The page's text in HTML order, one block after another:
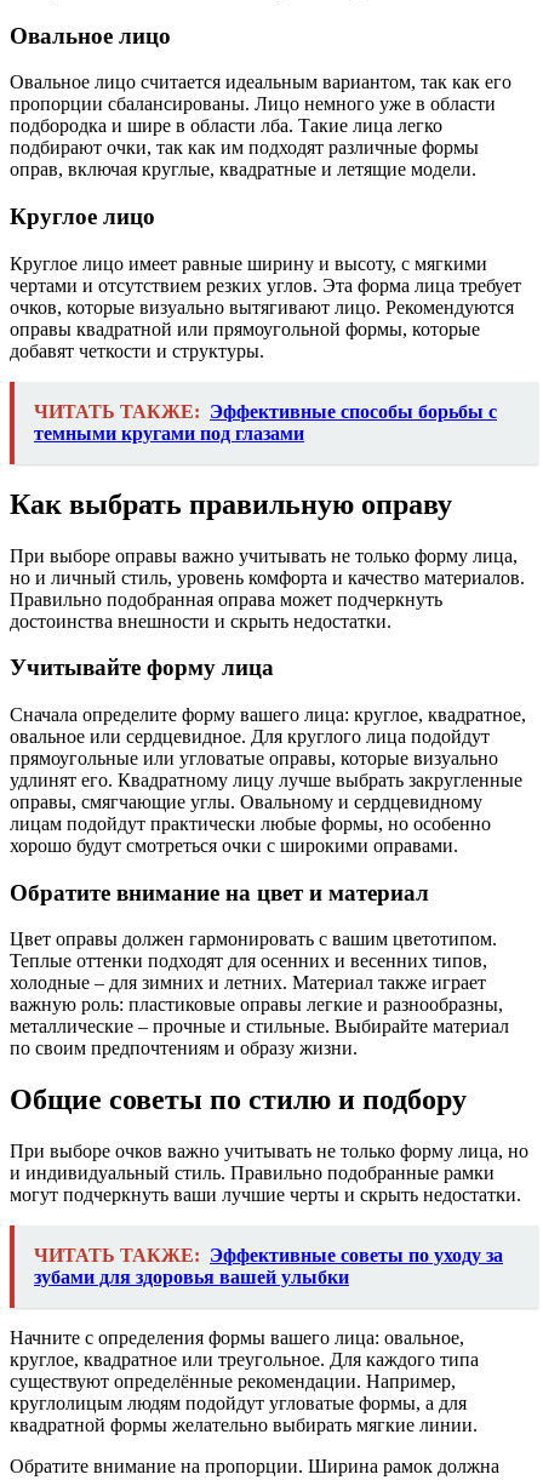
Овальное лицо
Овальное лицо считается идеальным вариантом, так как его
пропорции сбалансированы. Лицо немного уже в области
подбородка и шире в области лба. Такие лица легко
подбирают очки, так как им подходят различные формы
оправ, включая круглые, квадратные и летящие модели.
Круглое лицо
Круглое лицо имеет равные ширину и высоту, с мягкими
чертами и отсутствием резких углов. Эта форма лица требует
очков, которые визуально вытягивают лицо. Рекомендуются
оправы квадратной или прямоугольной формы, которые
добавят четкости и структуры.
ЧИТАТЬ ТАКЖЕ: Эффективные способы борьбы с
темными кругами под глазами
Как выбрать правильную оправу
При выборе оправы важно учитывать не только форму лица,
но и личный стиль, уровень комфорта и качество материалов.
Правильно подобранная оправа может подчеркнуть
достоинства внешности и скрыть недостатки.
Учитывайте форму лица
Сначала определите форму вашего лица: круглое, квадратное,
овальное или сердцевидное. Для круглого лица подойдут
прямоугольные или угловатые оправы, которые визуально
удлинят его. Квадратному лицу лучше выбрать закругленные
оправы, смягчающие углы. Овальному и сердцевидному
лицам подойдут практически любые формы, но особенно
хорошо будут смотреться очки с широкими оправами.
Обратите внимание на цвет и материал
Цвет оправы должен гармонировать с вашим цветотипом.
Теплые оттенки подходят для осенних и весенних типов,
холодные – для зимних и летних. Материал также играет
важную роль: пластиковые оправы легкие и разнообразны,
металлические – прочные и стильные. Выбирайте материал
по своим предпочтениям и образу жизни.
Общие советы по стилю и подбору
При выборе очков важно учитывать не только форму лица, но
и индивидуальный стиль. Правильно подобранные рамки
могут подчеркнуть ваши лучшие черты и скрыть недостатки.
ЧИТАТЬ ТАКЖЕ: Эффективные советы по уходу за
зубами для здоровья вашей улыбки
Начните с определения формы вашего лица: овальное,
круглое, квадратное или треугольное. Для каждого типа
существуют определённые рекомендации. Например,
круглолицым людям подойдут угловатые формы, а для
квадратной формы желательно выбирать мягкие линии.
Обратите внимание на пропорции. Ширина рамок должна